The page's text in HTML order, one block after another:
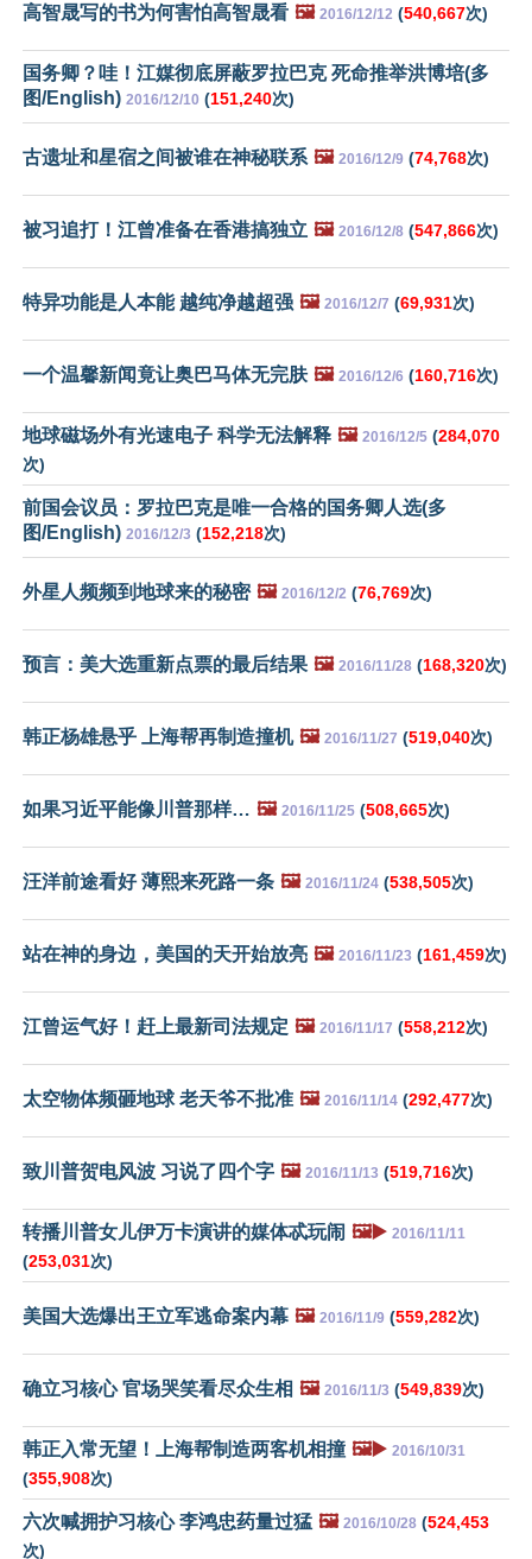
高智晟写的书为何害怕高智晟看 🖼️ 2016/12/12 (540,667次)
国务卿？哇！江媒彻底屏蔽罗拉巴克 死命推举洪博培(多
图/English) 2016/12/10 (151,240次)
古遗址和星宿之间被谁在神秘联系 🖼️ 2016/12/9 (74,768次)
被习追打！江曾准备在香港搞独立 🖼️ 2016/12/8 (547,866次)
特异功能是人本能 越纯净越超强 🖼️ 2016/12/7 (69,931次)
一个温馨新闻竟让奥巴马体无完肤 🖼️ 2016/12/6 (160,716次)
地球磁场外有光速电子 科学无法解释 🖼️ 2016/12/5 (284,070
次)
前国会议员：罗拉巴克是唯一合格的国务卿人选(多
图/English) 2016/12/3 (152,218次)
外星人频频到地球来的秘密 🖼️ 2016/12/2 (76,769次)
预言：美大选重新点票的最后结果 🖼️ 2016/11/28 (168,320次)
韩正杨雄悬乎 上海帮再制造撞机 🖼️ 2016/11/27 (519,040次)
如果习近平能像川普那样… 🖼️ 2016/11/25 (508,665次)
汪洋前途看好 薄熙来死路一条 🖼️ 2016/11/24 (538,505次)
站在神的身边，美国的天开始放亮 🖼️ 2016/11/23 (161,459次)
江曾运气好！赶上最新司法规定 🖼️ 2016/11/17 (558,212次)
太空物体频砸地球 老天爷不批准 🖼️ 2016/11/14 (292,477次)
致川普贺电风波 习说了四个字 🖼️ 2016/11/13 (519,716次)
转播川普女儿伊万卡演讲的媒体忒玩闹 🖼️▶️ 2016/11/11
(253,031次)
美国大选爆出王立军逃命案内幕 🖼️ 2016/11/9 (559,282次)
确立习核心 官场哭笑看尽众生相 🖼️ 2016/11/3 (549,839次)
韩正入常无望！上海帮制造两客机相撞 🖼️▶️ 2016/10/31
(355,908次)
六次喊拥护习核心 李鸿忠药量过猛 🖼️ 2016/10/28 (524,453
次)